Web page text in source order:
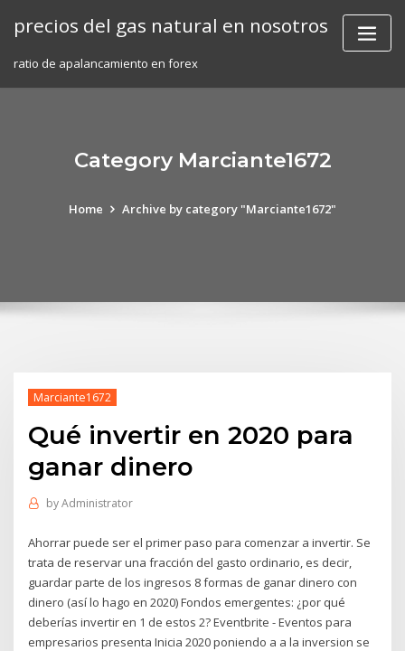
precios del gas natural en nosotros
ratio de apalancamiento en forex
Category Marciante1672
Home Archive by category "Marciante1672"
Marciante1672
Qué invertir en 2020 para
ganar dinero
byAdministrator
Ahorrar puede ser el primer paso para comenzar a invertir. Se
trata de reservar una fracción del gasto ordinario, es decir,
guardar parte de los ingresos 8 formas de ganar dinero con
dinero (así lo hago en 2020) Fondos emergentes: ¿por qué
deberías invertir en 1 de estos 2? Eventbrite - Eventos para
empresarios presenta Inicia 2020 poniendo a a la inversion se